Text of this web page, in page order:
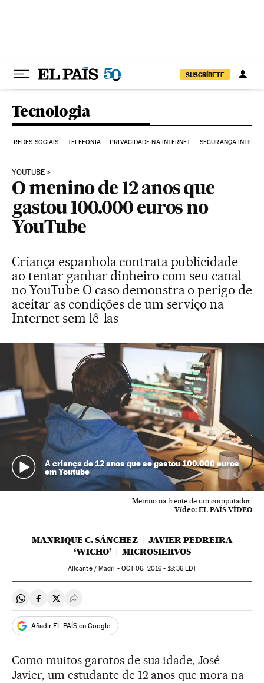
SUSCRÍBETE
Tecnologia
REDES SOCIAIS TELEFONIA PRIVACIDADE NA INTERNET SEGURANÇA
YOUTUBE
O menino de 12 anos que
gastou 100.000 euros no
YouTube
Criança espanhola contrata publicidade
ao tentar ganhar dinheiro com seu canal
no YouTube O caso demonstra o perigo de
aceitar as condições de um serviço na
Internet sem lê-las
A criança de 12 anos que se gastou 100.000 euros
em Youtube
Menino na frente de um computador.
Vídeo: EL PAÍS VÍDEO
MANRIQUE C. SÁNCHEZ
JAVIER PEDREIRA
‘WICHO’
MICROSIERVOS
Alicante / Madri - OCT06, 2016 - 18:36EDT
Compartir en Whatsapp
Compartir en Facebook
Compartir en Twitter
Desplegar Redes Sociales
Añadir EL PAÍS en Google
Como muitos garotos de sua idade, José
Javier, um estudante de 12 anos que mora na